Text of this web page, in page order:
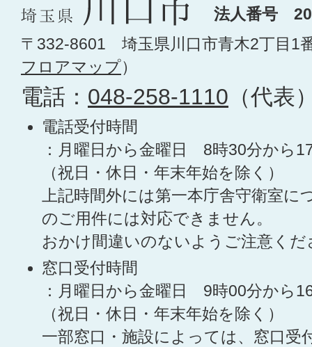
法人番号
〒332-8601 埼玉県川口市青木2丁目1
フロアマップ）
電話： 048-258-1110 （代表
電話受付時間
：月曜日から金曜日 8時30分から
（祝日・休日・年末年始を除く）
上記時間外には第一本庁舎守衛室に
のご用件には対応できません。
おかけ間違いのないようご注意くだ
窓口受付時間
：月曜日から金曜日 9時00分から
（祝日・休日・年末年始を除く）
一部窓口・施設によっては、窓口受